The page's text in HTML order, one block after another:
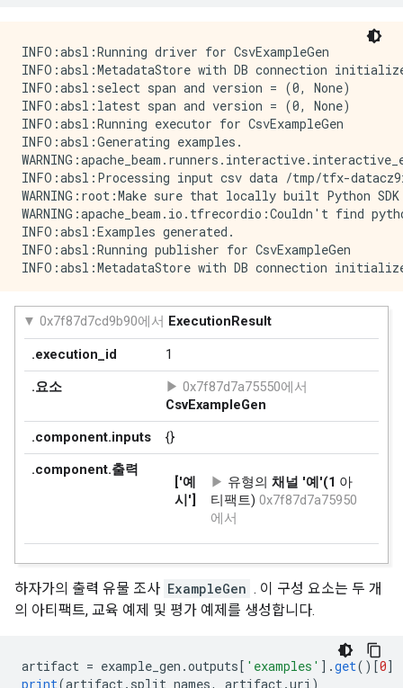
INFO:absl:Running driver for CsvExampleGen
INFO:absl:MetadataStore with DB connection
INFO:absl:select span and version = (0, None)
INFO:absl:latest span and version = (0, None)
INFO:absl:Running executor for CsvExampleGen
INFO:absl:Generating examples.
INFO:absl:Processing input csv data /tmp/tfx-
WARNING:root:Make sure that locally built Python
WARNING:apache_beam.io.tfrecordio:Couldn't find
INFO:absl:Examples generated.
INFO:absl:Running publisher for CsvExampleGen
하자가의 출력 유물 조사 ExampleGen . 이 구성 요소는 두 개
의 아티팩트, 교육 예제 및 평가 예제를 생성합니다.
artifact = example_gen .outputs[ 'examples' ].get()[0]
print(artifact . split_names, artifact .uri )